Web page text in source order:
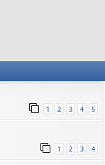
1 2 3 4 5
1 2 3 4